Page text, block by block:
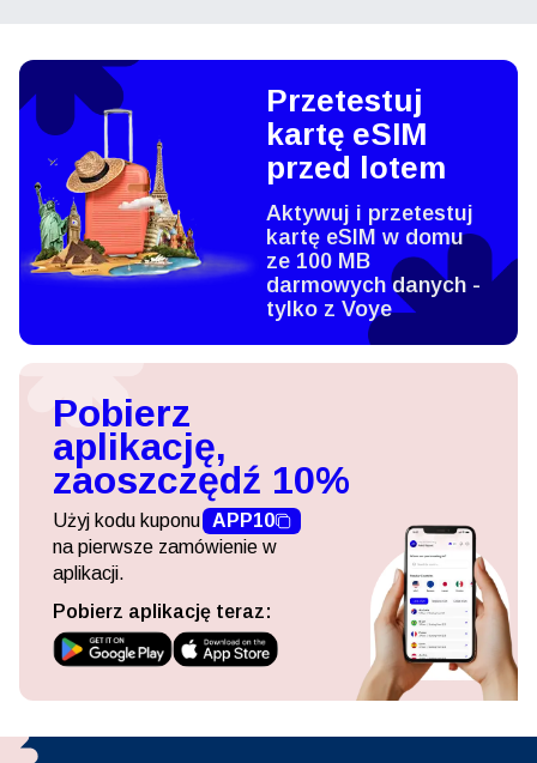
Przetestuj
kartę eSIM
przed lotem
Aktywuj i przetestuj
kartę eSIM w domu
ze 100 MB
darmowych danych -
tylko z Voye
Pobierz
aplikację,
zaoszczędź 10%
Użyj kodu kuponu APP10
na pierwsze zamówienie w
aplikacji.
Pobierz aplikację teraz: